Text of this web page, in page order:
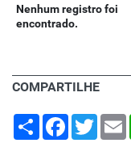
Nenhum registro foi
encontrado.
COMPARTILHE
Share Facebook
Twitter